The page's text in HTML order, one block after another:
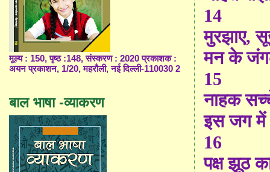
14
मुरझाए,
मन के
15
नाहक
इस जग में
16
पक्ष झूठ
मूल्य : 150, पृष्ठ :148, संस्करण : 2020 प्रकाशक :
अयन प्रकाशन, 1/20, महरौली, नई दिल्ली-110030 2
बाल भाषा -व्याकरण